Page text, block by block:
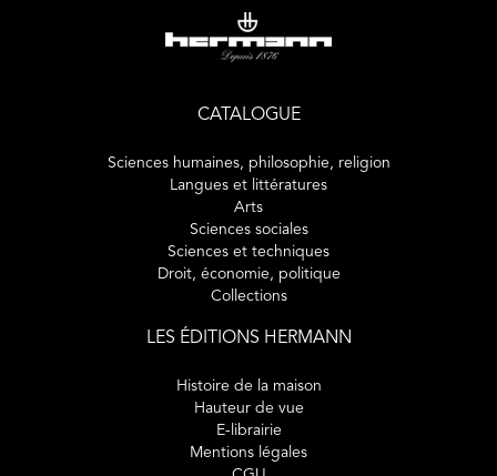
CATALOGUE
Sciences humaines, philosophie, religion
Langues et littératures
Arts
Sciences sociales
Sciences et techniques
Droit, économie, politique
Collections
LES ÉDITIONS HERMANN
Histoire de la maison
Hauteur de vue
E-librairie
Mentions légales